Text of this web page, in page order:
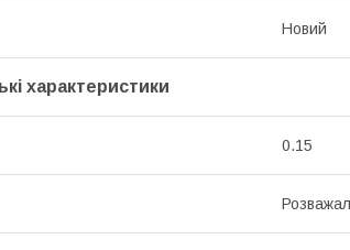
Новий
характеристики
0.15